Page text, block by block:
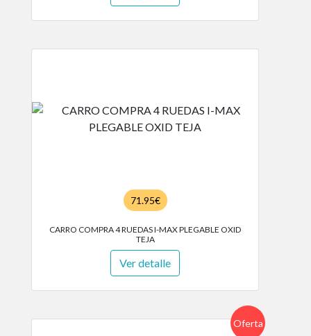
71.95€
CARRO COMPRA 4 RUEDAS I-MAX PLEGABLE OXID
TEJA
Ver detalle
Oferta